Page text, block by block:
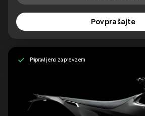
Povprašajte
Pripravljeno za prevzem